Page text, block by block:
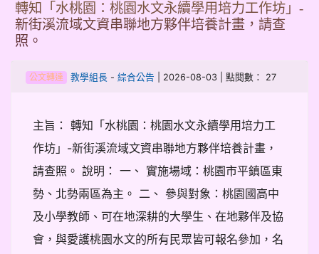
轉知「水桃園：桃園水文永續學用培力工作坊」-
新街溪流域文資串聯地方夥伴培養計畫，請查
照。
公文轉達 教學組長- 綜合公告 | 2026-08-03 | 點閱數： 27
主旨： 轉知「水桃園：桃園水文永續學用培力工
作坊」-新街溪流域文資串聯地方夥伴培養計畫，
請查照。 說明： 一、 實施場域：桃園市平鎮區東
勢、北勢兩區為主。 二、 參與對象：桃園國高中
及小學教師、可在地深耕的大學生、在地夥伴及協
會，與愛護桃園水文的所有民眾皆可報名參加，名